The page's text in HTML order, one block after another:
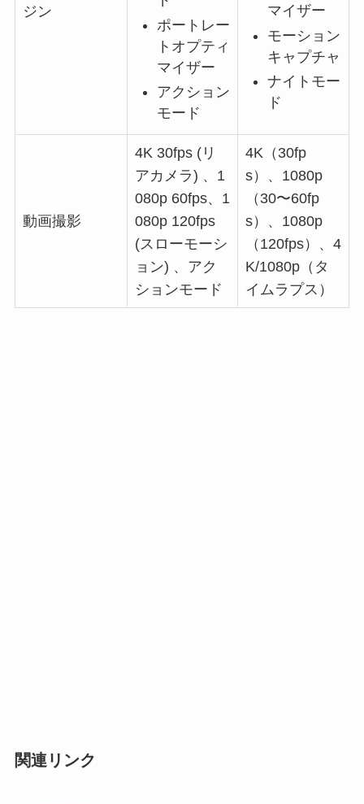
ジン
ポートレー
トオプティ
マイザー
アクション
モード
マイザー
モーション
キャプチャ
ナイトモー
ド
動画撮影
4K 30fps (リ
アカメラ) 、1
080p 60fps、1
080p 120fps
(スローモーシ
ョン) 、アク
ションモード
4K（30fp
s）、1080p
（30〜60fp
s）、1080p
（120fps）、4
K/1080p（タ
イムラプス）
関連リンク